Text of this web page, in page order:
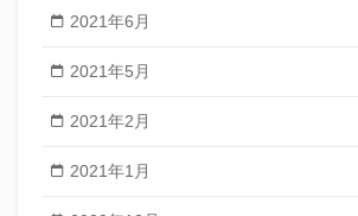
2021年6月
2021年5月
2021年2月
2021年1月